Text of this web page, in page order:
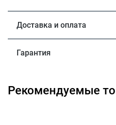
Доставка и оплата
Гарантия
Рекомендуемые